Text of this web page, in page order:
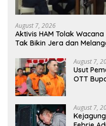
August 7, 2026
Aktivis HAM Tolak
Tak Bikin Jera dan
August 7,
Usut
OTT
August 7,